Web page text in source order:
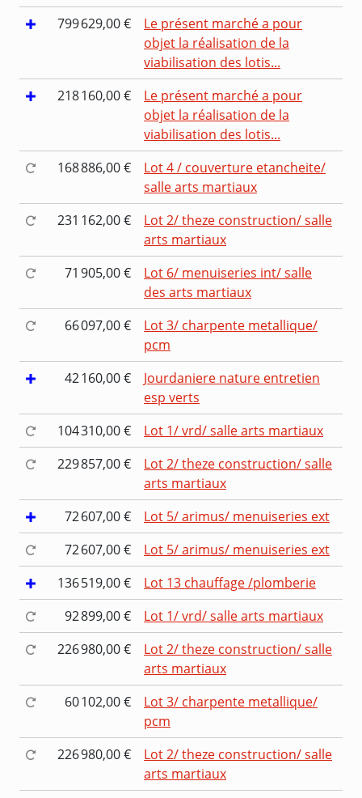
799 629,00 €
Le présent marché a pour
objet la réalisation de la
viabilisation des lotis...
218 160,00 €
Le présent marché a pour
objet la réalisation de la
viabilisation des lotis...
168 886,00 €
Lot 4 / couverture etancheite/
salle arts martiaux
231 162,00 €
Lot 2/ theze construction/ salle
arts martiaux
71 905,00 €
Lot 6/ menuiseries int/ salle
des arts martiaux
66 097,00 €
Lot 3/ charpente metallique/
pcm
42 160,00 €
Jourdaniere nature entretien
esp verts
104 310,00 €
Lot 1/ vrd/ salle arts martiaux
229 857,00 €
Lot 2/ theze construction/ salle
arts martiaux
72 607,00 €
Lot 5/ arimus/ menuiseries ext
72 607,00 €
Lot 5/ arimus/ menuiseries ext
136 519,00 €
Lot 13 chauffage /plomberie
92 899,00 €
Lot 1/ vrd/ salle arts martiaux
226 980,00 €
Lot 2/ theze construction/ salle
arts martiaux
60 102,00 €
Lot 3/ charpente metallique/
pcm
226 980,00 €
Lot 2/ theze construction/ salle
arts martiaux